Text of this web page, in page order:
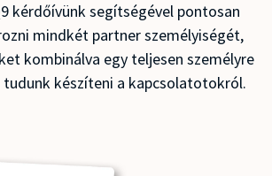
kérdőívünk segítségével pontosan
mindkét partner személyiségét,
kombinálva egy teljesen személyre
készíteni a kapcsolatotokról.